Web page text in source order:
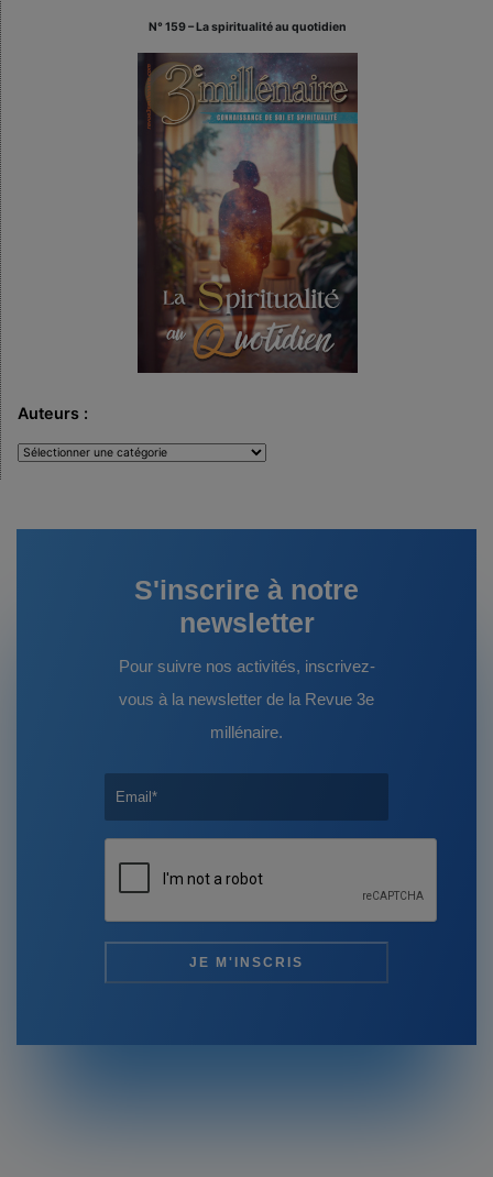
N° 159 – La spiritualité au quotidien
Auteurs :
Auteurs
:
S'inscrire à notre
newsletter
Pour suivre nos activités, inscrivez-
vous à la newsletter de la Revue 3e
millénaire.